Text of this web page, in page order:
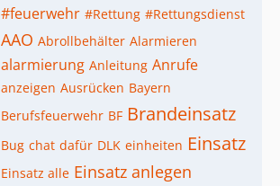
#feuerwehr #Rettung #Rettungsdienst
AAO Abrollbehälter Alarmieren
alarmierung Anleitung Anrufe
anzeigen Ausrücken Bayern
Berufsfeuerwehr BF Brandeinsatz
Bug chat dafür DLK einheiten Einsatz
Einsatz alle Einsatz anlegen